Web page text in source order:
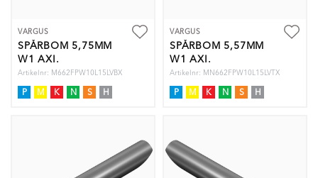
VARGUS
SPÅRBOM 5,75MM
W1 AXI.
Artikelnr: M662FPW10L15LVBX
P M K N S H
VARGUS
SPÅRBOM 5,57MM
W1 AXI.
Artikelnr: MN662FPW10L15LVTX
P M K N S H